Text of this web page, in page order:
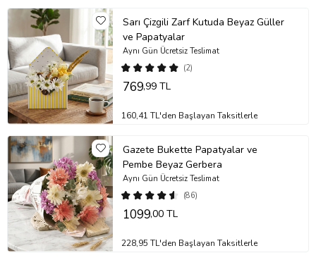
Sarı Çizgili Zarf Kutuda Beyaz Güller
ve Papatyalar
(2)
Aynı Gün Ücretsiz Teslimat
769,99 TL
160,41 TL'den Başlayan Taksitlerle
Gazete Bukette Papatyalar ve
Pembe Beyaz Gerbera
(86)
Aynı Gün Ücretsiz Teslimat
1099,00 TL
228,95 TL'den Başlayan Taksitlerle